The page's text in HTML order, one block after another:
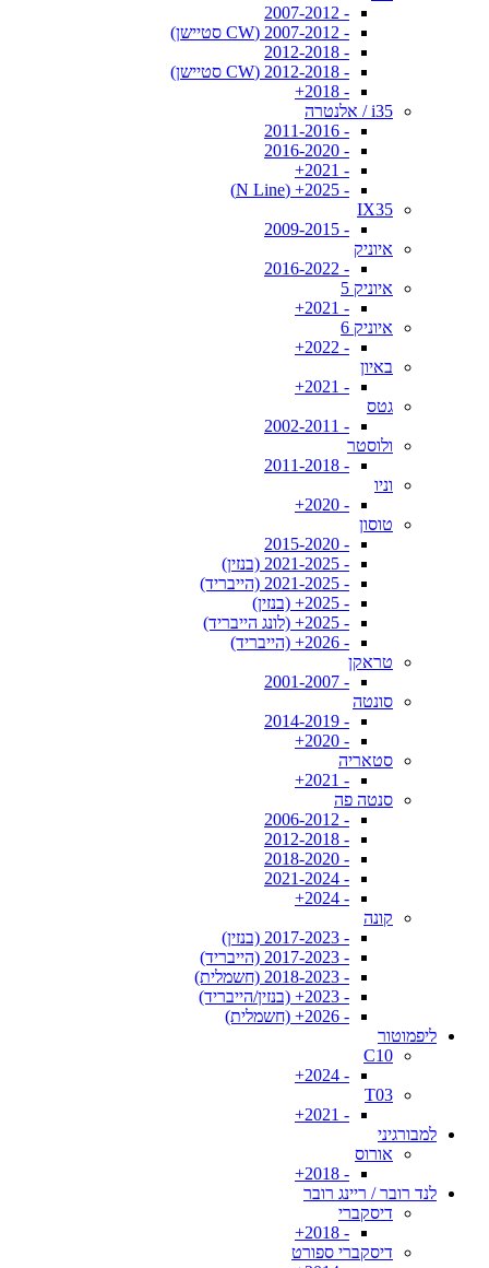
- 2007-2012
- 2007-2012 (CW סטיישן)
- 2012-2018
- 2012-2018 (CW סטיישן)
- 2018+
i35 / אלנטרה
- 2011-2016
- 2016-2020
- 2021+
- 2025+ (N Line)
IX35
- 2009-2015
איוניק
- 2016-2022
איוניק 5
- 2021+
איוניק 6
- 2022+
באיון
- 2021+
גטס
- 2002-2011
ולוסטר
- 2011-2018
וניו
- 2020+
טוסון
- 2015-2020
- 2021-2025 (בנזין)
- 2021-2025 (הייבריד)
- 2025+ (בנזין)
- 2025+ (לונג הייבריד)
- 2026+ (הייבריד)
טראקן
- 2001-2007
סונטה
- 2014-2019
- 2020+
סטאריה
- 2021+
סנטה פה
- 2006-2012
- 2012-2018
- 2018-2020
- 2021-2024
- 2024+
קונה
- 2017-2023 (בנזין)
- 2017-2023 (הייבריד)
- 2018-2023 (חשמלית)
- 2023+ (בנזין/הייבריד)
- 2026+ (חשמלית)
ליפמוטור
C10
- 2024+
T03
- 2021+
למבורגיני
אורוס
- 2018+
לנד רובר / ריינג רובר
דיסקברי
- 2018+
דיסקברי ספורט